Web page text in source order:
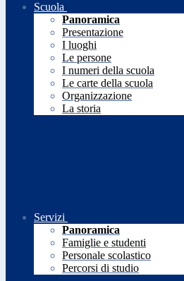
Scuola
Panoramica
Presentazione
I luoghi
Le persone
I numeri della scuola
Le carte della scuola
Organizzazione
La storia
Servizi
Panoramica
Famiglie e studenti
Personale scolastico
Percorsi di studio